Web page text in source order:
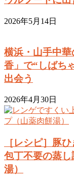
2026年5月14日
横浜・山手中
香」で“しばち
出会う
2026年4月30日
［レシピ］豚
包丁不要の蒸
湯）